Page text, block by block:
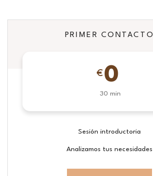
PRIMER CONTACTO
€ 0
30 min
Sesión introductoria
Analizamos tus necesidades